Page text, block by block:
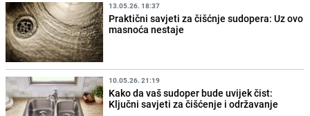
13.05.26. 18:37
Praktični savjeti za čišćnje sudopera: Uz ovo
masnoća nestaje
10.05.26. 21:19
Kako da vaš sudoper bude uvijek čist:
Ključni savjeti za čišćenje i održavanje